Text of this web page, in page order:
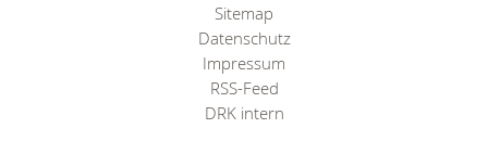
Sitemap
Datenschutz
Impressum
RSS-Feed
DRK intern